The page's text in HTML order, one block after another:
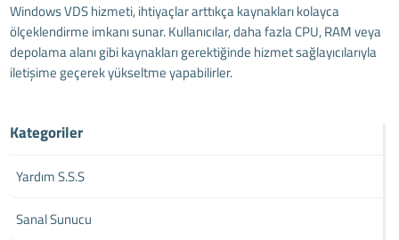
Windows VDS hizmeti, ihtiyaçlar arttıkça kaynakları kolayca
ölçeklendirme imkanı sunar. Kullanıcılar, daha fazla CPU, RAM veya
depolama alanı gibi kaynakları gerektiğinde hizmet sağlayıcılarıyla
iletişime geçerek yükseltme yapabilirler.
Kategoriler
Yardım S.S.S
Sanal Sunucu